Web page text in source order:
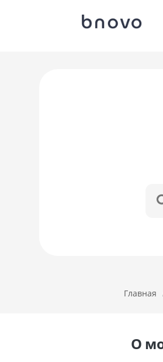
Главная
О